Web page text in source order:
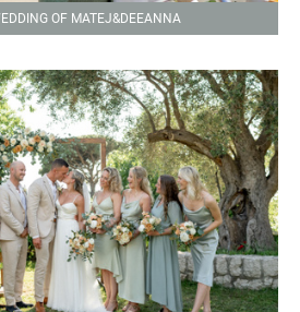
OF MATEJ&DEEANNA